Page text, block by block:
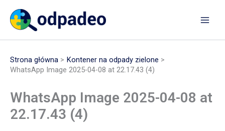
treści
Strona główna
Kontener na odpady zielone
WhatsApp Image 2025-04-08 at 22.17.43 (4)
WhatsApp Image 2025-04-08 at
22.17.43 (4)